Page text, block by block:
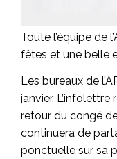
Toute l’équipe de
fêtes et une belle
Les bureaux de
janvier.
retour du congé
continuera de
ponctuelle sur sa